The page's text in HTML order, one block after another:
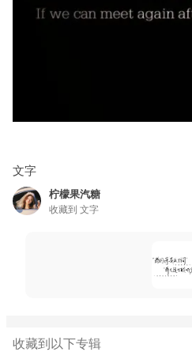
文字
柠檬果汽糖
收藏到 文字
收藏到以下专辑